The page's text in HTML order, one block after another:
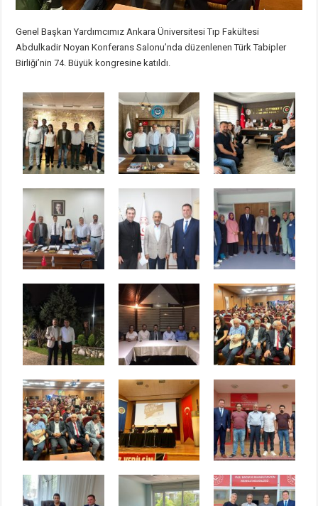
Genel Başkan Yardımcımız Ankara Üniversitesi Tıp Fakültesi
Abdulkadir Noyan Konferans Salonu’nda düzenlenen Türk Tabipler
Birliği’nin 74. Büyük kongresine katıldı.